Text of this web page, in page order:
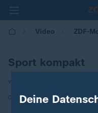
Video ZDF-
Sport kompakt
von Peter Arnold
04.04.2025 | 05:30
Deine